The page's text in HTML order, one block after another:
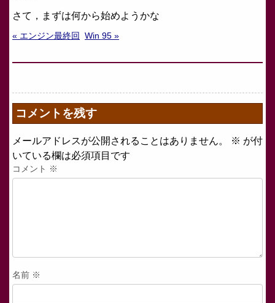
さて，まずは何から始めようかな
« エンジン最終回 Win 95 »
コメントを残す
メールアドレスが公開されることはありません。 ※ が付
いている欄は必須項目です
コメント ※
名前 ※